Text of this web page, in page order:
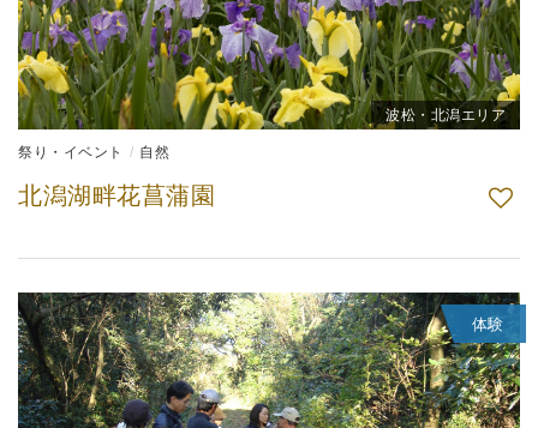
波松・北潟エリア
祭り・イベント 自然
北潟湖畔花菖蒲園
体験